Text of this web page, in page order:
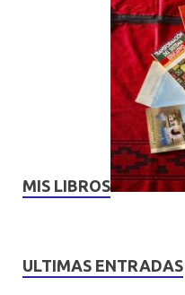
MIS LIBROS
ULTIMAS ENTRADAS